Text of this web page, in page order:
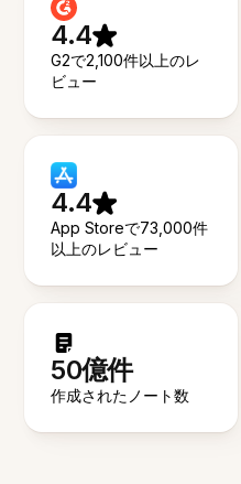
4.4
G2で2,100件以上のレ
ビュー
4.4
App Storeで73,000件
以上のレビュー
50億件
作成されたノート数